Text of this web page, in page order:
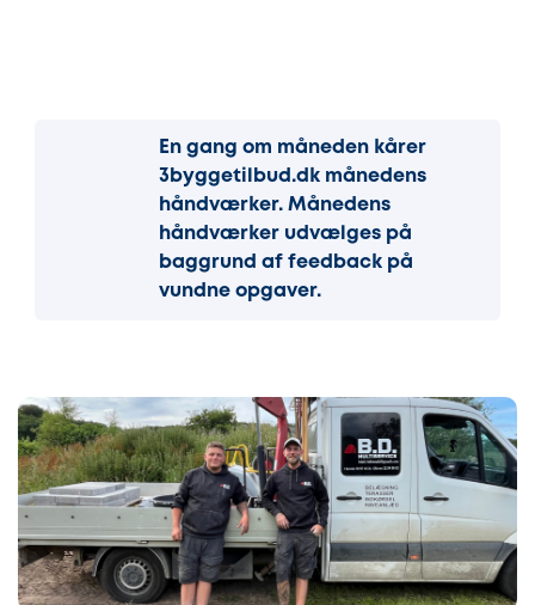
En gang om måneden kårer
3byggetilbud.dk månedens
håndværker. Månedens
håndværker udvælges på
baggrund af feedback på
vundne opgaver.